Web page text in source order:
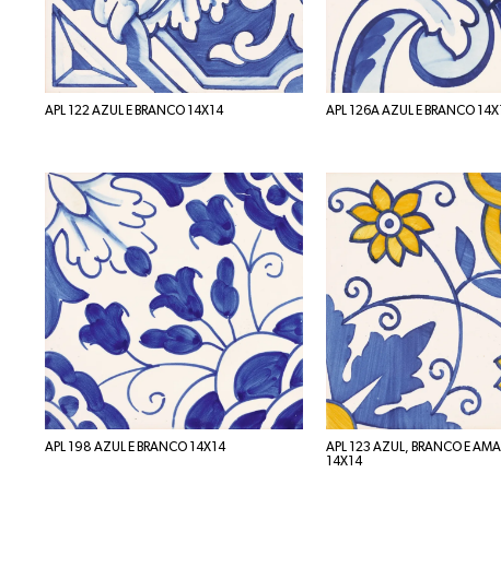
APL 122 AZUL E BRANCO 14X14 APL 126A AZUL E BRANCO
APL 198 AZUL E BRANCO 14X14
APL 123 AZUL, BRANCO E
14X14